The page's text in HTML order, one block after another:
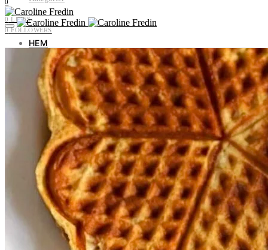
0 LIKES
0 FOLLOWERS
0
HEM
OM MIG
JOBBA MED MIG
KATEGORIER
Livet i Vemdalen
Profiler & historia
Utflyktstips
Samarbeten & uppdrag
Recept utan gluten & socker
Plocka i naturen
Livets landsbygd